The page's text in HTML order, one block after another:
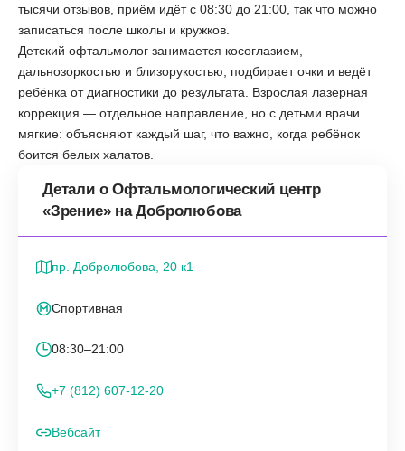
тысячи отзывов, приём идёт с 08:30 до 21:00, так что можно
записаться после школы и кружков.
Детский офтальмолог занимается косоглазием,
дальнозоркостью и близорукостью, подбирает очки и ведёт
ребёнка от диагностики до результата. Взрослая лазерная
коррекция — отдельное направление, но с детьми врачи
мягкие: объясняют каждый шаг, что важно, когда ребёнок
боится белых халатов.
Детали о Офтальмологический центр
«Зрение» на Добролюбова
пр. Добролюбова, 20 к1
Спортивная
08:30–21:00
+7 (812) 607-12-20
Вебсайт